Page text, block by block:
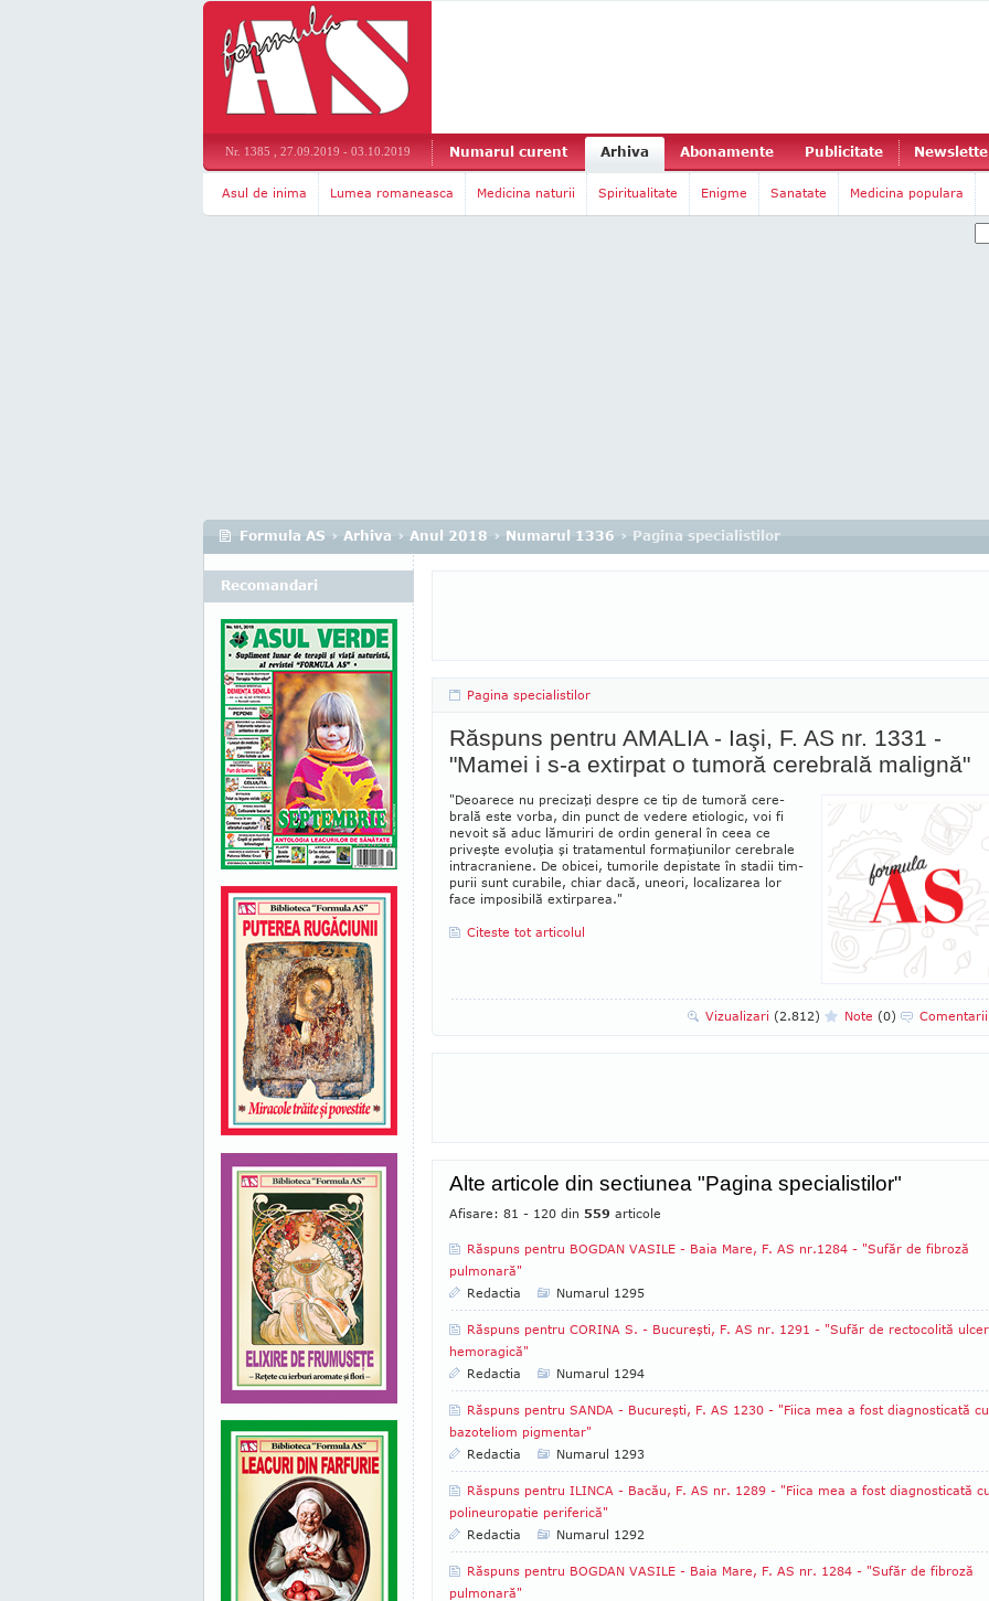
Nr. 1385 , 27.09.2019 - 03.10.2019 Numarul curent Arhiva Abonamente Publicitate
Asul de inima Lumea romaneasca Medicina naturii Spiritualitate Enigme Sanatate Medicina populara
Formula AS › Arhiva › Anul 2018 › Numarul 1336 › Pagina specialistilor
Pagina specialistilor
Răspuns pentru AMALIA - Iaşi, F. AS nr. 1331 -
"Mamei i s-a extirpat o tumoră cerebrală malignă"
"Deoarece nu precizaţi despre ce tip de tumoră ce­re­
brală este vorba, din punct de vedere etiologic, voi fi
nevoit să aduc lămuriri de ordin ge­ne­ral în ceea ce
priveşte evoluţia şi tra­ta­mentul for­ma­ţiunilor cerebrale
intra­craniene. De obi­cei, tumorile depis­tate în stadii tim­
purii sunt curabile, chiar dacă, uneori, localizarea lor
face im­posibilă extir­parea."
Citeste tot articolul
Vizualizari (2.812) Note (0) Comentarii
Alte articole din sectiunea "Pagina specialistilor"
Afisare: 81 - 120 din 559 articole
Răspuns pentru BOGDAN VASILE - Baia Mare, F. AS nr.1284 - "Sufăr de fibroză
pulmonară"
Redactia
Numarul 1295
Răspuns pentru CORINA S. - Bucureşti, F. AS nr. 1291 - "Sufăr de rectocolită
hemoragică"
Redactia
Numarul 1294
Răspuns pentru SANDA - Bucureşti, F. AS 1230 - "Fiica mea a fost diagnosticată cu
bazoteliom pigmentar"
Redactia
Numarul 1293
Răspuns pentru ILINCA - Bacău, F. AS nr. 1289 - "Fiica mea a fost diagnosticată cu
polineuropatie periferică"
Redactia
Numarul 1292
Răspuns pentru BOGDAN VASILE - Baia Mare, F. AS nr. 1284 - "Sufăr de fibroză
pulmonară"
Recomandari